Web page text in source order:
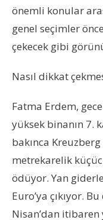
önemli konular
genel seçimler
çekecek gibi
Nasıl dikkat
Fatma Erdem,
yüksek binanın 7.
bakınca
metrekarelik
ödüyor. Yan
Euro’ya çıkıyor.
Nisan’dan itibaren